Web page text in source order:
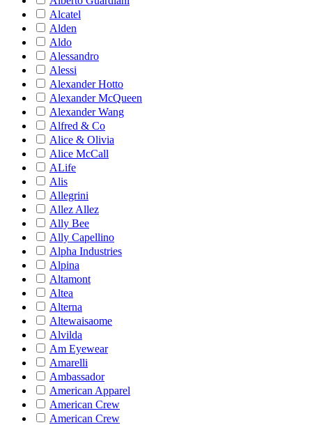
Alcatel
Alden
Aldo
Alessandro
Alessi
Alexander Hotto
Alexander McQueen
Alexander Wang
Alfred & Co
Alice & Olivia
Alice McCall
ALife
Alis
Allegrini
Allez Allez
Ally Bee
Ally Capellino
Alpha Industries
Alpina
Altamont
Altea
Alterna
Altewaisaome
Alvilda
Am Eyewear
Amarelli
Ambassador
American Apparel
American Crew
American Crew